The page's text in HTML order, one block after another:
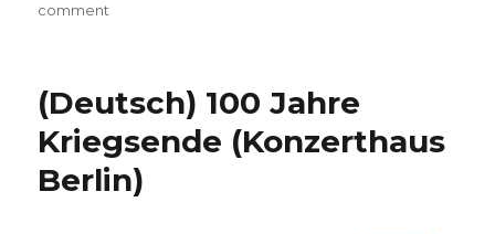
comment
Fields
(Deutsch) 100 Jahre
Kriegsende (Konzerthaus
Berlin)